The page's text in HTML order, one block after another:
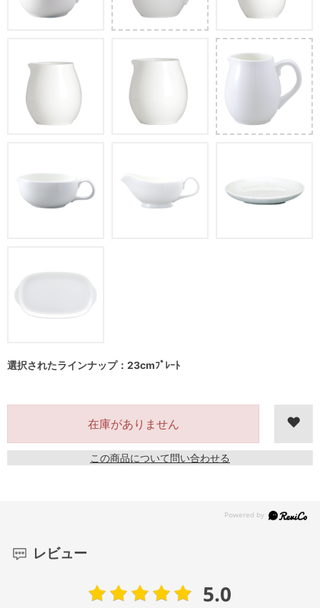
選択されたラインナップ：23cmﾌﾟﾚｰﾄ
在庫がありません
この商品について問い合わせる
レビュー
5.0